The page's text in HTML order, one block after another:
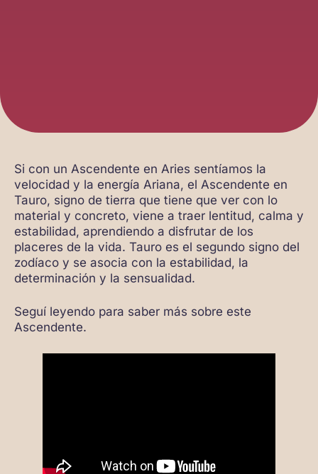
Si con un Ascendente en Aries sentíamos la
velocidad y la energía Ariana, el Ascendente en
Tauro, signo de tierra que tiene que ver con lo
material y concreto, viene a traer lentitud, calma y
estabilidad, aprendiendo a disfrutar de los
placeres de la vida. Tauro es el segundo signo del
zodíaco y se asocia con la estabilidad, la
determinación y la sensualidad.
Seguí leyendo para saber más sobre este
Ascendente.